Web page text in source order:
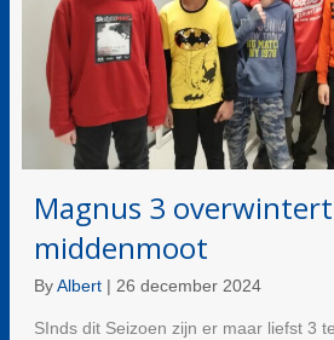
Magnus 3
middenmoot
ByAlbert | 26 december 2024
SInds dit Seizoen zijn er maar liefst 3